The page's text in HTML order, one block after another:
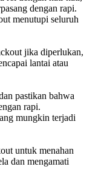
dengan rapi.
menutupi seluruh
jika diperlukan,
lantai atau
pastikan bahwa
rapi.
mungkin terjadi
untuk menahan
dan mengamati